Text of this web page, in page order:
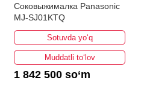
Соковыжималка Panasonic
MJ-SJ01KTQ
Sotuvda yo‘q
Muddatli to‘lov
1 842 500 so‘m